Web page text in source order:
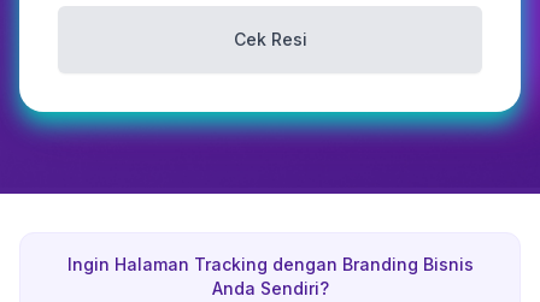
Cek Resi
Ingin Halaman Tracking dengan Branding Bisnis
Anda Sendiri?